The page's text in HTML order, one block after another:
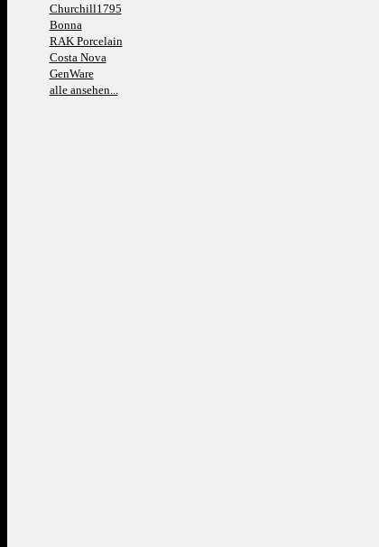
Churchill1795
Bonna
RAK Porcelain
Costa Nova
GenWare
alle ansehen...